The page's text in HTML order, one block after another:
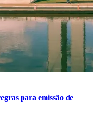
para emissão de